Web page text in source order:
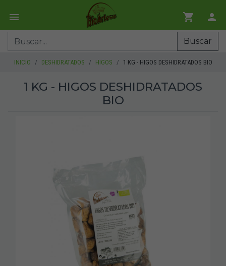
Buscar
INICIO DESHIDRATADOS HIGOS 1 KG - HIGOS DESHIDRATADOS BIO
1 KG - HIGOS DESHIDRATADOS
BIO